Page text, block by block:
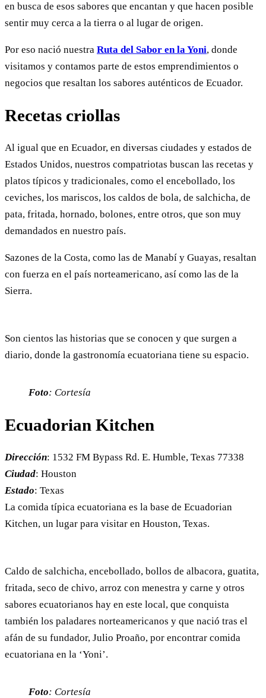
en busca de esos sabores que encantan y que hacen posible
sentir muy cerca a la tierra o al lugar de origen.
Por eso nació nuestra Ruta del Sabor en la Yoni, donde
visitamos y contamos parte de estos emprendimientos o
negocios que resaltan los sabores auténticos de Ecuador.
Recetas criollas
Al igual que en Ecuador, en diversas ciudades y estados de
Estados Unidos, nuestros compatriotas buscan las recetas y
platos típicos y tradicionales, como el encebollado, los
ceviches, los mariscos, los caldos de bola, de salchicha, de
pata, fritada, hornado, bolones, entre otros, que son muy
demandados en nuestro país.
Sazones de la Costa, como las de Manabí y Guayas, resaltan
con fuerza en el país norteamericano, así como las de la
Sierra.
Son cientos las historias que se conocen y que surgen a
diario, donde la gastronomía ecuatoriana tiene su espacio.
Foto: Cortesía
Ecuadorian Kitchen
Dirección: 1532 FM Bypass Rd. E. Humble, Texas 77338
Ciudad: Houston
Estado: Texas
La comida típica ecuatoriana es la base de Ecuadorian
Kitchen, un lugar para visitar en Houston, Texas.
Caldo de salchicha, encebollado, bollos de albacora, guatita,
fritada, seco de chivo, arroz con menestra y carne y otros
sabores ecuatorianos hay en este local, que conquista
también los paladares norteamericanos y que nació tras el
afán de su fundador, Julio Proaño, por encontrar comida
ecuatoriana en la ‘Yoni’.
Foto: Cortesía